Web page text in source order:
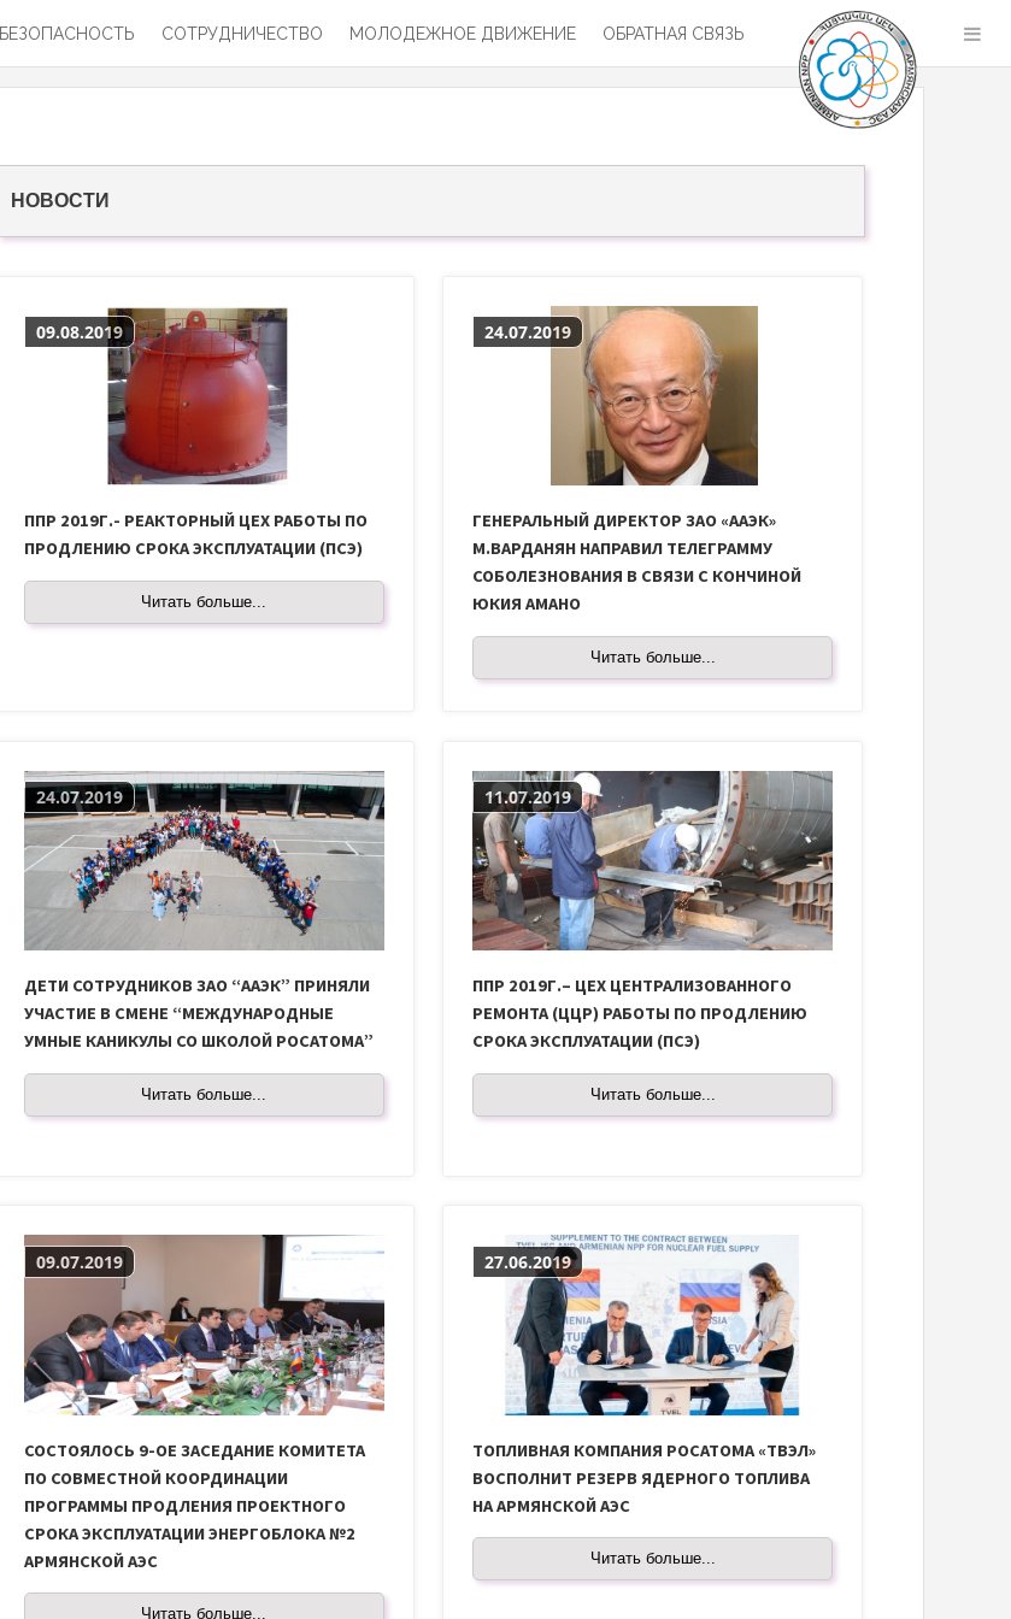
БЕЗОПАСНОСТЬ СОТРУДНИЧЕСТВО МОЛОДЕЖНОЕ ДВИЖЕНИЕ ОБРАТНАЯ СВЯЗЬ
НОВОСТИ
09.08.2019
ППР 2019Г.- РЕАКТОРНЫЙ ЦЕХ РАБОТЫ ПО
ПРОДЛЕНИЮ СРОКА ЭКСПЛУАТАЦИИ (ПСЭ)
Читать больше...
24.07.2019
ГЕНЕРАЛЬНЫЙ ДИРЕКТОР ЗАО «ААЭК»
М.ВАРДАНЯН НАПРАВИЛ ТЕЛЕГРАММУ
СОБОЛЕЗНОВАНИЯ В СВЯЗИ С КОНЧИНОЙ
ЮКИЯ АМАНО
Читать больше...
24.07.2019
ДЕТИ СОТРУДНИКОВ ЗАО “ААЭК” ПРИНЯЛИ
УЧАСТИЕ В СМЕНЕ “МЕЖДУНАРОДНЫЕ
УМНЫЕ КАНИКУЛЫ СО ШКОЛОЙ РОСАТОМА”
Читать больше...
11.07.2019
ППР 2019Г.– ЦЕХ ЦЕНТРАЛИЗОВАННОГО
РЕМОНТА (ЦЦР) РАБОТЫ ПО ПРОДЛЕНИЮ
СРОКА ЭКСПЛУАТАЦИИ (ПСЭ)
Читать больше...
09.07.2019
СОСТОЯЛОСЬ 9-ОЕ ЗАСЕДАНИЕ КОМИТЕТА
ПО СОВМЕСТНОЙ КООРДИНАЦИИ
ПРОГРАММЫ ПРОДЛЕНИЯ ПРОЕКТНОГО
СРОКА ЭКСПЛУАТАЦИИ ЭНЕРГОБЛОКА №2
АРМЯНСКОЙ АЭС
Читать больше...
27.06.2019
ТОПЛИВНАЯ КОМПАНИЯ РОСАТОМА «ТВЭЛ»
ВОСПОЛНИТ РЕЗЕРВ ЯДЕРНОГО ТОПЛИВА
НА АРМЯНСКОЙ АЭС
Читать больше...